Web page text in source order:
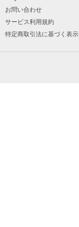
お問い合わせ
サービス利用規約
特定商取引法に基づく表示